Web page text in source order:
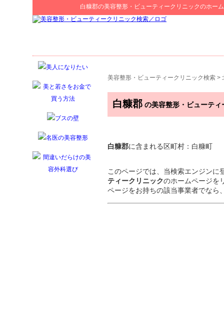
白糠郡の美容整形・ビューティークリニックのホー
美容整形・ビューティークリニック検索 >
白糠郡 の美容整形・ビューティ
白糠郡に含まれる区町村：白糠町
このページでは、当検索エンジンに
ティークリニックのホームページを
ページをお持ちの該当事業者でなら